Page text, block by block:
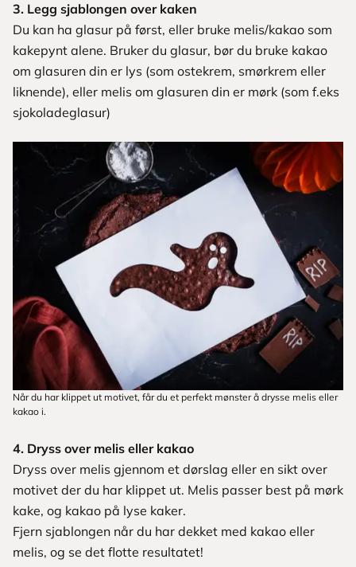
3. Legg sjablongen over kaken
Du kan ha glasur på først, eller bruke melis/kakao som
kakepynt alene. Bruker du glasur, bør du bruke kakao
om glasuren din er lys (som ostekrem, smørkrem eller
liknende), eller melis om glasuren din er mørk (som f.eks
sjokoladeglasur)
Når du har klippet ut motivet, får du et perfekt mønster å drysse melis eller
kakao i.
4. Dryss over melis eller kakao
Dryss over melis gjennom et dørslag eller en sikt over
motivet der du har klippet ut. Melis passer best på mørk
kake, og kakao på lyse kaker.
Fjern sjablongen når du har dekket med kakao eller
melis, og se det flotte resultatet!